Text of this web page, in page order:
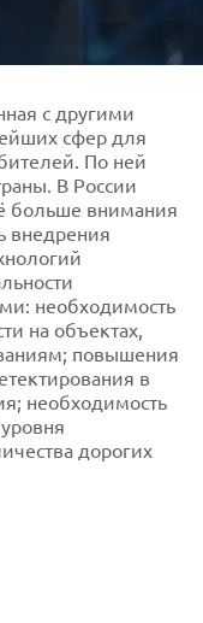
с другими
сфер для
По ней
В России
больше внимания
внедрения
необходимость
на объектах,
повышения
в
необходимость
дорогих